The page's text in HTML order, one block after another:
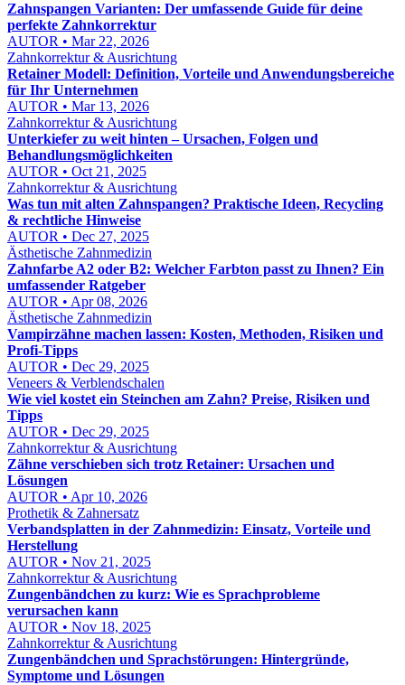
Zahnspangen Varianten: Der umfassende Guide für deine
perfekte Zahnkorrektur
AUTOR • Mar 22, 2026
Zahnkorrektur & Ausrichtung
Retainer Modell: Definition, Vorteile und Anwendungsbereiche
für Ihr Unternehmen
AUTOR • Mar 13, 2026
Zahnkorrektur & Ausrichtung
Unterkiefer zu weit hinten – Ursachen, Folgen und
Behandlungsmöglichkeiten
AUTOR • Oct 21, 2025
Zahnkorrektur & Ausrichtung
Was tun mit alten Zahnspangen? Praktische Ideen, Recycling
& rechtliche Hinweise
AUTOR • Dec 27, 2025
Ästhetische Zahnmedizin
Zahnfarbe A2 oder B2: Welcher Farbton passt zu Ihnen? Ein
umfassender Ratgeber
AUTOR • Apr 08, 2026
Ästhetische Zahnmedizin
Vampirzähne machen lassen: Kosten, Methoden, Risiken und
Profi-Tipps
AUTOR • Dec 29, 2025
Veneers & Verblendschalen
Wie viel kostet ein Steinchen am Zahn? Preise, Risiken und
Tipps
AUTOR • Dec 29, 2025
Zahnkorrektur & Ausrichtung
Zähne verschieben sich trotz Retainer: Ursachen und
Lösungen
AUTOR • Apr 10, 2026
Prothetik & Zahnersatz
Verbandsplatten in der Zahnmedizin: Einsatz, Vorteile und
Herstellung
AUTOR • Nov 21, 2025
Zahnkorrektur & Ausrichtung
Zungenbändchen zu kurz: Wie es Sprachprobleme
verursachen kann
AUTOR • Nov 18, 2025
Zahnkorrektur & Ausrichtung
Zungenbändchen und Sprachstörungen: Hintergründe,
Symptome und Lösungen